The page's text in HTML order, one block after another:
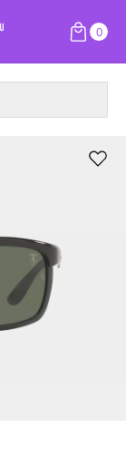
0